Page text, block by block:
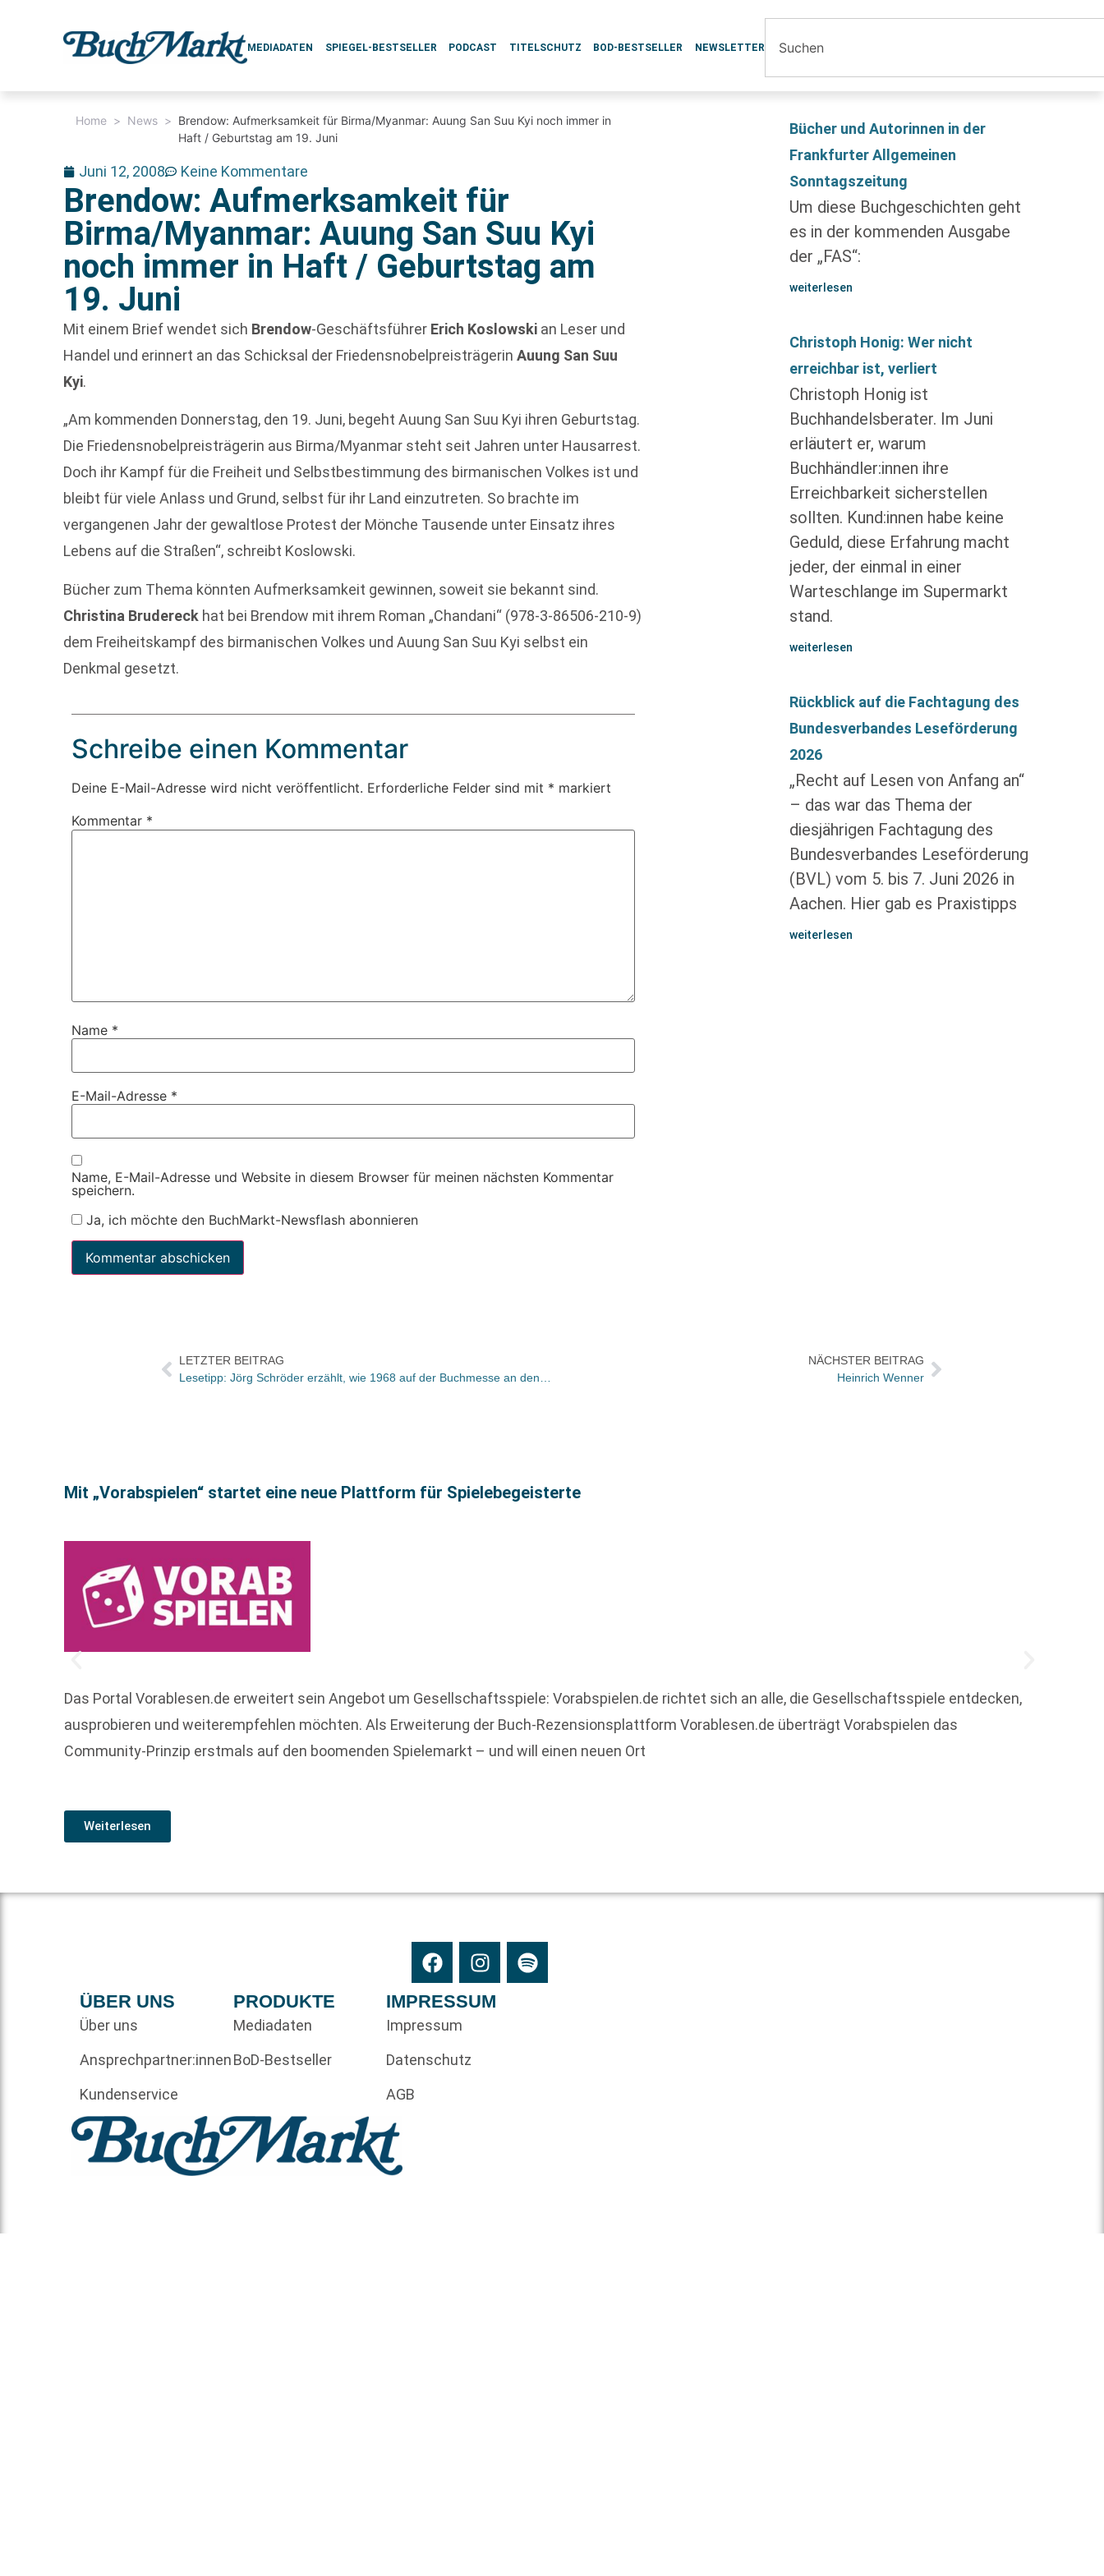
MEDIADATEN SPIEGEL-BESTSELLER PODCAST TITELSCHUTZ BOD-BESTSELLER NEWSLETTER
Home > News > Brendow: Aufmerksamkeit für Birma/Myanmar: Auung San Suu Kyi noch immer in
Haft / Geburtstag am 19. Juni
Juni 12, 2008 Keine Kommentare
Brendow: Aufmerksamkeit für
Birma/Myanmar: Auung San Suu Kyi
noch immer in Haft / Geburtstag am
19. Juni
Mit einem Brief wendet sich Brendow-Geschäftsführer Erich Koslowski an Leser und
Handel und erinnert an das Schicksal der FriedensnobelpreisträgerinAuung San Suu
Kyi.
„Am kommenden Donnerstag, den 19. Juni, begeht Auung San Suu Kyi ihren Geburtstag.
Die Friedensnobelpreisträgerin aus Birma/Myanmar steht seit Jahren unter Hausarrest.
Doch ihr Kampf für die Freiheit und Selbstbestimmung des birmanischen Volkes ist und
bleibt für viele Anlass und Grund, selbst für ihr Land einzutreten. So brachte im
vergangenen Jahr der gewaltlose Protest der Mönche Tausende unter Einsatz ihres
Lebens auf die Straßen“, schreibt Koslowski.
Bücher zum Thema könnten Aufmerksamkeit gewinnen, soweit sie bekannt sind.
Christina Brudereck hat bei Brendow mit ihrem Roman „Chandani“ (978-3-86506-210-9)
dem Freiheitskampf des birmanischen Volkes und Auung San Suu Kyi selbst ein
Denkmal gesetzt.
Schreibe einen Kommentar
Deine E-Mail-Adresse wird nicht veröffentlicht. Erforderliche Felder sind mit * markiert
Kommentar *
Name *
E-Mail-Adresse *
Name, E-Mail-Adresse und Website in diesem Browser für meinen nächsten Kommentar
speichern.
Ja, ich möchte den BuchMarkt-Newsflash abonnieren
Bücher und Autorinnen in der
Frankfurter Allgemeinen
Sonntagszeitung
Um diese Buchgeschichten geht
es in der kommenden Ausgabe
der „FAS“:
weiterlesen
Christoph Honig: Wer nicht
erreichbar ist, verliert
Christoph Honig ist
Buchhandelsberater. Im Juni
erläutert er, warum
Buchhändler:innen ihre
Erreichbarkeit sicherstellen
sollten. Kund:innen habe keine
Geduld, diese Erfahrung macht
jeder, der einmal in einer
Warteschlange im Supermarkt
stand.
weiterlesen
Rückblick auf die Fachtagung des
Bundesverbandes Leseförderung
2026
„Recht auf Lesen von Anfang an“
– das war das Thema der
diesjährigen Fachtagung des
Bundesverbandes Leseförderung
(BVL) vom 5. bis 7. Juni 2026 in
Aachen. Hier gab es Praxistipps
weiterlesen
LETZTER BEITRAG
NÄCHSTER BEITRAG
Heinrich Wenner
Mit „Vorabspielen“ startet eine neue Plattform für Spielebegeisterte
Das Portal Vorablesen.de erweitert sein Angebot um Gesellschaftsspiele: Vorabspielen.de richtet sich an alle, die Gesellschaftsspiele entdecken,
ausprobieren und weiterempfehlen möchten. Als Erweiterung der Buch-Rezensionsplattform Vorablesen.de überträgt Vorabspielen das
Community-Prinzip erstmals auf den boomenden Spielemarkt – und will einen neuen Ort
Weiterlesen
ÜBER UNS
Über uns
Ansprechpartner:innen
Kundenservice
PRODUKTE
Mediadaten
BoD-Bestseller
IMPRESSUM
Impressum
Datenschutz
AGB